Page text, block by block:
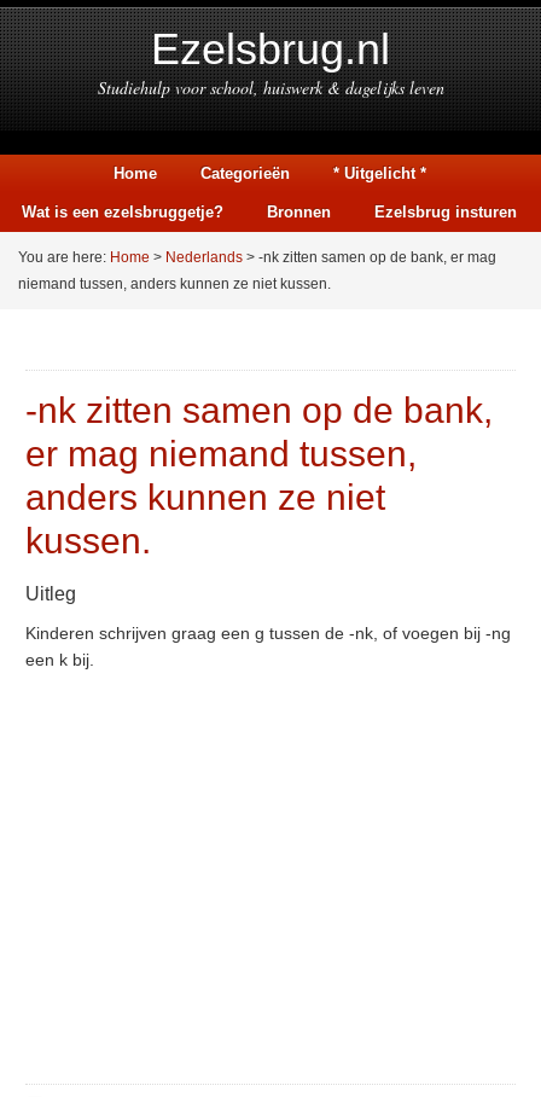
Ezelsbrug.nl
Studiehulp voor school, huiswerk & dagelijks leven
Home Categorieën * Uitgelicht *
Wat is een ezelsbruggetje? Bronnen Ezelsbrug insturen
You are here: Home > Nederlands > -nk zitten samen op de bank, er mag
niemand tussen, anders kunnen ze niet kussen.
-nk zitten samen op de bank,
er mag niemand tussen,
anders kunnen ze niet
kussen.
Uitleg
Kinderen schrijven graag een g tussen de -nk, of voegen bij -ng
een k bij.